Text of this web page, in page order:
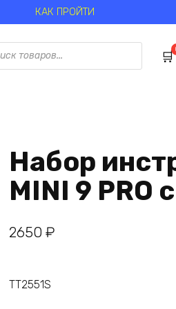
КАК ПРОЙТИ
Набор
MINI 9 PRO
2650 ₽
TT2551S